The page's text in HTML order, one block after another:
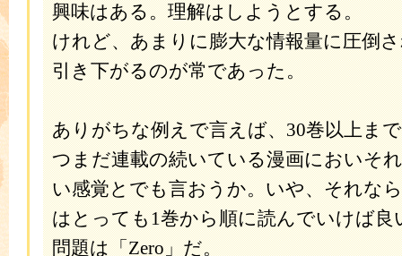
興味はある。理解はしようとする。
けれど、あまりに膨大な情報量に圧倒
引き下がるのが常であった。
ありがちな例えで言えば、30巻以上ま
つまだ連載の続いている漫画においそ
い感覚とでも言おうか。いや、それな
はとっても1巻から順に読んでいけば良
問題は「Zero」だ。